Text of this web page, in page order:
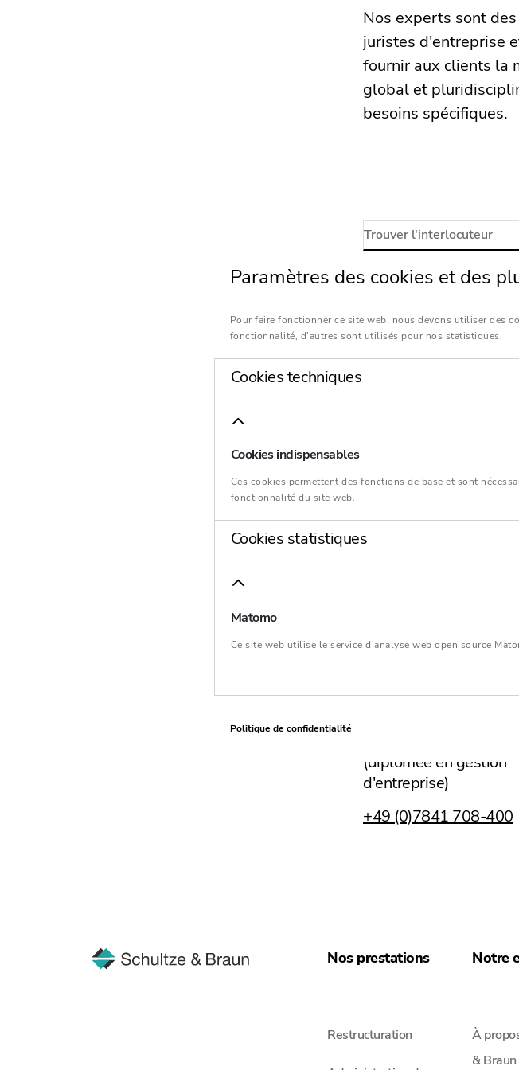
Nos experts sont
juristes d'entreprise
fournir aux clients la
global et
besoins spécifiques.
Birgitt Müller
(diplômée en gestion
d'entreprise)
+49 (0)7841 708-400
Nos prestations
Restructuration
Notre
À
& Braun
Paramètres des cookies et des
Pour faire fonctionner ce site web, nous devons utiliser des
fonctionnalité, d'autres sont utilisés pour nos statistiques.
Cookies techniques
Cookies indispensables
Ces cookies permettent des fonctions de base et sont
fonctionnalité du site web.
Cookies statistiques
Matomo
Ce site web utilise le service d'analyse web open source
Politique de confidentialité